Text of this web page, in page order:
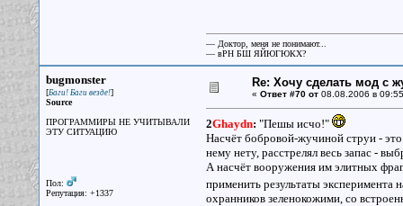
— Доктор, меня не понимают...
— вРН БШ ЯЙЮГЮКХ?
bugmonster
[Баги! Баги везде!]
Source
ПРОГРАММИРЫ НЕ УЧИТЫВАЛИ
ЭТУ СИТУАЦИЮ
Пол:
Репутация: +1337
Re: Хочу сделать мод с
« Ответ #70 от08.08.2006 в
2Ghaydn: "Пешы исчо!"
Насчёт бобровой-жучиной струи -
нему нету, расстрелял весь запас -
А насчёт вооружения им элитных
применить результаты
охранников зеленокожими, со